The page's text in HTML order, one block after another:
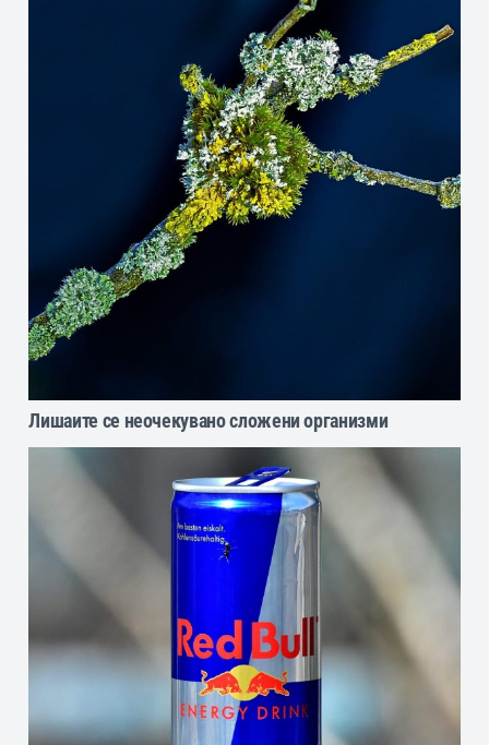
Лишаите се неочекувано сложени организми